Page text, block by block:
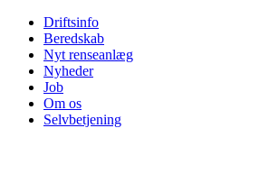
Driftsinfo
Beredskab
Nyt renseanlæg
Nyheder
Job
Om os
Selvbetjening